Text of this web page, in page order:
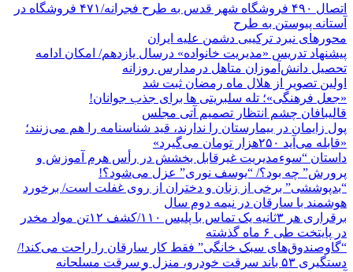
اتصال ۴۹۰ فروشگاه شهر قدس به طرح فجرانه/۴۷۱ فروشگاه در
آستانه پیوستن به طرح
محورهای نبرد ترکیبی دشمن علیه ایران
پیشنهاد تدریس «مدیریت خانواده» درسال یازدهم/ امکان ادامه
تحصیل دانش‌آموزان متاهل درمدارس روزانه
اولین تصویر از هلال ماه رمضان ثبت شد
«جعل فرهنگی»؛ تله سلبریتی ها برای جذب جوانان!
قالیبافان چشم انتظار تصمیم آتی مجلس
پول زایمان در بیمارستان را ندارند، قید شناسنامه را هم می‌زنند؛
«قابله می‌آید ۲۵۰هزار تومان می‌گیرد»
داستان “سوءمدیریت غیرقابل بخشش در رأس هرم آموزش و
پرورش” چه بود؟/ “یوسف نوری” عزل می‌شود؟!
“بدپوششی” برخی از زنان و دختران از روی غفلت است/ برخورد
هوشمند با سارقان در نیمه دوم سال
برقراری هر ۳ثانیه یک تماس با پلیس ۱۱۰/کشف ۱۲تن مواد مخدر
در پایتخت طی ۶ ماه گذشته
“گاوصندوق‌های سبک خانگی” فقط کار سارقان را راحت می‌کند!/
دستگیری ۵۳ باند سرقت خودرو، منزل و سرقت مسلحانه